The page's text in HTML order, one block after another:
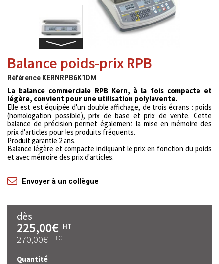
Balance poids-prix RPB
Référence KERNRPB6K1DM
La balance commerciale RPB Kern, à la fois compacte et
légère, convient pour une utilisation polylavente.
Elle est est équipée d'un double affichage, de trois écrans : poids
(homologation possible), prix de base et prix de vente. Cette
balance de précision permet également la mise en mémoire des
prix d'articles pour les produits fréquents.
Produit garantie 2 ans.
Balance légère et compacte indiquant le prix en fonction du poids
et avec mémoire des prix d'articles.
Envoyer à un collègue
dès
225,00€ HT
270,00€ TTC
Quantité